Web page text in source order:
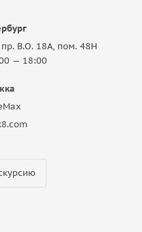
В.О. 18A, пом. 48Н
— 18:00
Max